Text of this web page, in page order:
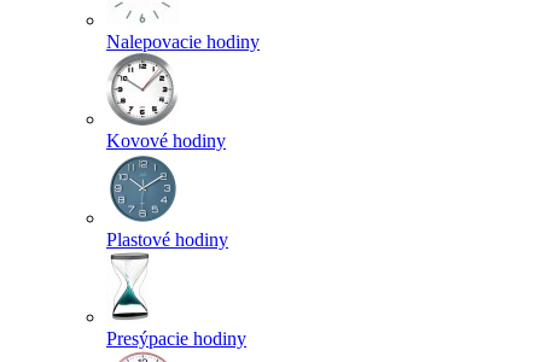
Nalepovacie hodiny
Kovové hodiny
Plastové hodiny
Presýpacie hodiny